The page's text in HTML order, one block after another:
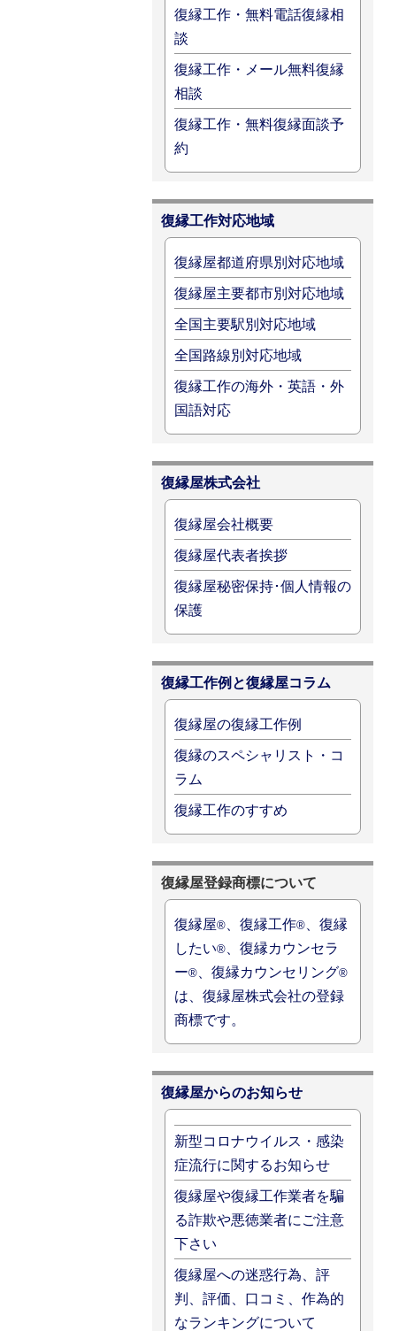
復縁工作・無料電話復縁相
談
復縁工作・メール無料復縁
相談
復縁工作・無料復縁面談予
約
復縁工作対応地域
復縁屋都道府県別対応地域
復縁屋主要都市別対応地域
全国主要駅別対応地域
全国路線別対応地域
復縁工作の海外・英語・外
国語対応
復縁屋株式会社
復縁屋会社概要
復縁屋代表者挨拶
復縁屋秘密保持･個人情報の
保護
復縁工作例と復縁屋コラム
復縁屋の復縁工作例
復縁のスペシャリスト・コ
ラム
復縁工作のすすめ
復縁屋登録商標について
復縁屋® 、復縁工作® 、復縁
したい® 、復縁カウンセラ
ー® 、復縁カウンセリング®
は、復縁屋株式会社の登録
商標です。
復縁屋からのお知らせ
新型コロナウイルス・感染
症流行に関するお知らせ
復縁屋や復縁工作業者を騙
る詐欺や悪徳業者にご注意
下さい
復縁屋への迷惑行為、評
判、評価、口コミ、作為的
なランキングについて